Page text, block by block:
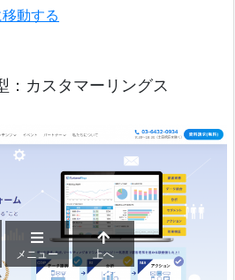
動する
：カスタマーリングス
メニュー 上へ